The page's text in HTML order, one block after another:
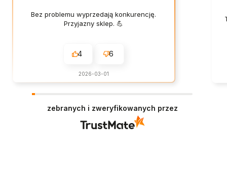
Bez problemu wyprzedają konkurencję.
Przyjazny sklep. 💪
4 6
2026-03-01
zebranych i zweryfikowanych przez